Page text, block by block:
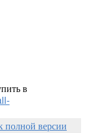
в
полной версии